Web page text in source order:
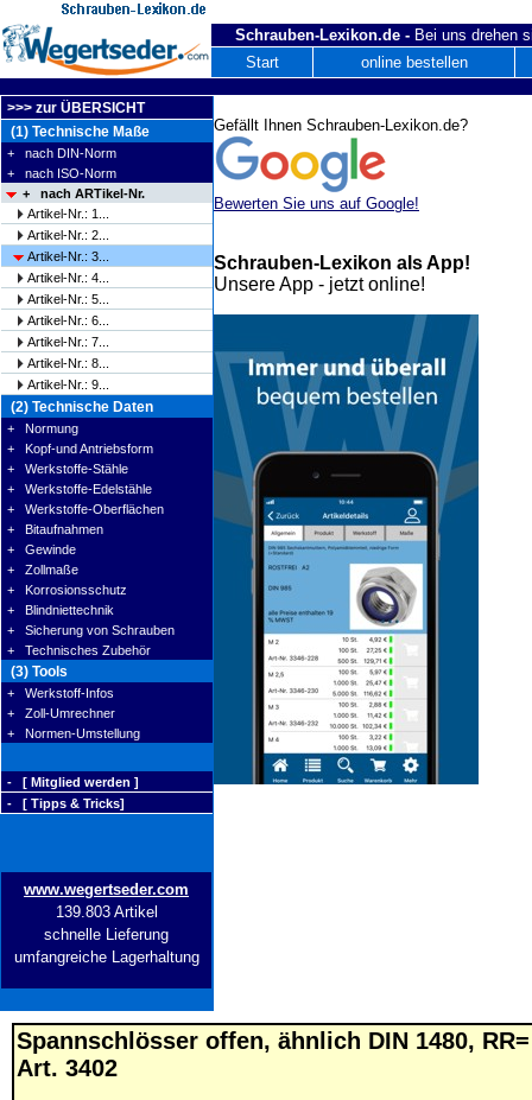
Schrauben-Lexikon.de - Bei uns drehen
Start
online bestellen
>>> zur ÜBERSICHT
(1) Technische Maße
+ nach DIN-Norm
+ nach ISO-Norm
+ nach ARTikel-Nr.
Artikel-Nr.: 1...
Artikel-Nr.: 2...
Artikel-Nr.: 3...
Artikel-Nr.: 4...
Artikel-Nr.: 5...
Artikel-Nr.: 6...
Artikel-Nr.: 7...
Artikel-Nr.: 8...
Artikel-Nr.: 9...
(2) Technische Daten
+ Normung
+ Kopf-und Antriebsform
+ Werkstoffe-Stähle
+ Werkstoffe-Edelstähle
+ Werkstoffe-Oberflächen
+ Bitaufnahmen
+ Gewinde
+ Zollmaße
+ Korrosionsschutz
+ Blindniettechnik
+ Sicherung von Schrauben
+ Technisches Zubehör
(3) Tools
+ Werkstoff-Infos
+ Zoll-Umrechner
+ Normen-Umstellung
- [ Mitglied werden ]
- [ Tipps & Tricks]
www.wegertseder.com
139.803 Artikel
schnelle Lieferung
umfangreiche Lagerhaltung
Spannschlösser offen, ähnlich DIN 1480,
Art. 3402
Gefällt Ihnen Schrauben-Lexikon.de?
Bewerten Sie uns auf Google!
Schrauben-Lexikon als App!
Unsere App - jetzt online!